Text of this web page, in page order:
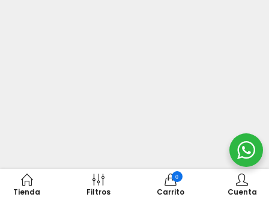
Tienda Filtros
0
Carrito Cuenta